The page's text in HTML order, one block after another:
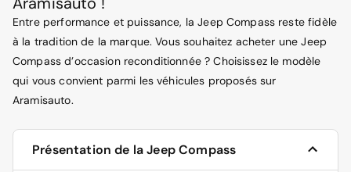
Entre performance et puissance, la Jeep Compass reste fidèle
à la tradition de la marque. Vous souhaitez acheter une Jeep
Compass d’occasion reconditionnée ? Choisissez le modèle
qui vous convient parmi les véhicules proposés sur
Aramisauto.
Présentation de la Jeep Compass